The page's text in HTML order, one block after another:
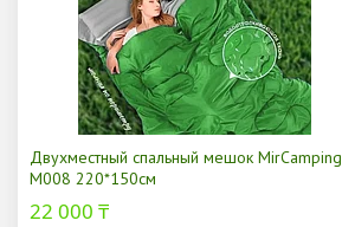
Двухместный спальный мешок MirCamping
M008 220*150см
22 000 ₸